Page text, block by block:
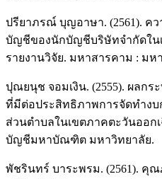
ปรียาภรณ์ บุญอาษา. (2561). ค
บัญชีของนักบัญชีบริษัทจำกัดใน
รายงานวิจัย. มหาสารคาม : ม
ปุณยนุช จอมเงิน. (2555). ผลก
ที่มีต่อประสิทธิภาพการจัดทำงบ
ส่วนตำบลในเขตภาคตะวันออก
บัญชีมหาบัณฑิต มหาวิทยาลัย.
พัชรินทร์ บาระพรม. (2561). คุ